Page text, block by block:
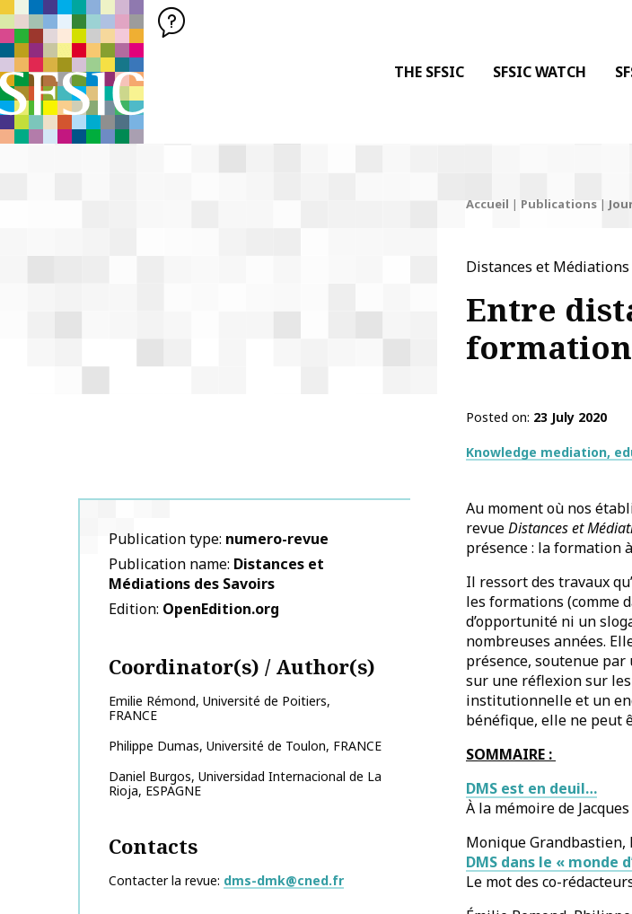
SFSIC SOCIÉTÉ FRANÇAISE DES SCIENCES DE L'INFORMATION & DE LA COMMUNICATION
Société Française des Sciences de l'Information & de la
THE SFSIC SFSIC WATCH
Accueil | Publications|
Distances et Médiations
Entre
formation
Posted on 23 July 2020
Thématiques
Knowledge mediation,
Publication type numero-revue
Publication name Distances et
Médiations des Savoirs
Edition OpenEdition.org
Coordinator(s) / Author(s)
Emilie Rémond, Université de Poitiers,
FRANCE
Philippe Dumas, Université de Toulon, FRANCE
Daniel Burgos, Universidad Internacional de La
Rioja, ESPAGNE
Contacts
Contacter la revue dms-dmk@cned.fr
Au moment où nos
revueDistances et
présence : la formation
Il ressort des travaux
les formations (comme
d’opportunité ni un
nombreuses années.
présence, soutenue
sur une réflexion sur
institutionnelle et un
bénéfique, elle ne peut
SOMMAIRE :
DMS est en deuil…
À la mémoire de
Monique
DMS dans le « monde
Le mot des co-